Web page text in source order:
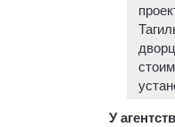
У